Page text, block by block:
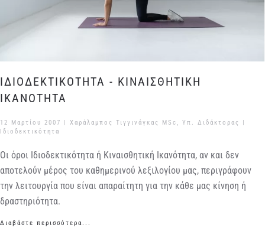
ΙΔΙΟΔΕΚΤΙΚΟΤΗΤΑ - ΚΙΝΑΙΣΘΗΤΙΚΗ
ΙΚΑΝΟΤΗΤΑ
12 Μαρτίου 2007
| Χαράλαμπος Τιγγινάγκας MSc, Υπ. Διδάκτορας |
Ιδιοδεκτικότητα
Οι όροι Ιδιοδεκτικότητα ή Κιναισθητική Ικανότητα, αν και δεν
αποτελούν μέρος του καθημερινού λεξιλογίου μας, περιγράφουν
την λειτουργία που είναι απαραίτητη για την κάθε μας κίνηση ή
δραστηριότητα.
Διαβάστε περισσότερα...